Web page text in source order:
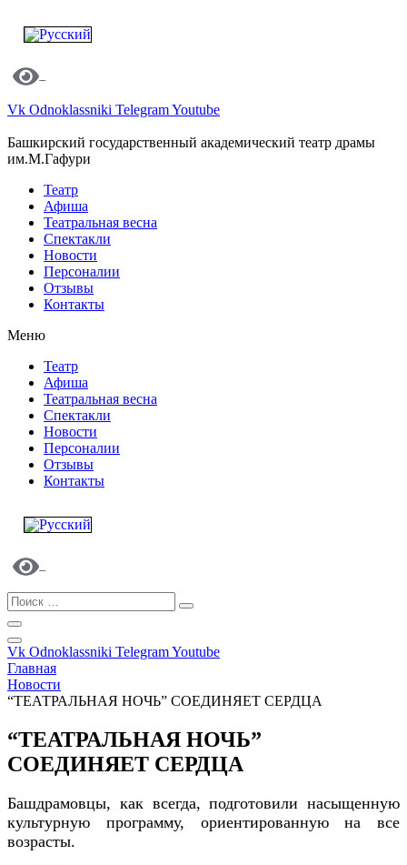
Vk Odnoklassniki TelegramYoutube
Башкирский государственный академический театр драмы
им.М.Гафури
Театр
Афиша
Театральная весна
Спектакли
Новости
Персоналии
Отзывы
Контакты
Меню
Театр
Афиша
Театральная весна
Спектакли
Новости
Персоналии
Отзывы
Контакты
Vk Odnoklassniki TelegramYoutube
Главная
Новости
“ТЕАТРАЛЬНАЯ НОЧЬ” СОЕДИНЯЕТ СЕРДЦА
“ТЕАТРАЛЬНАЯ НОЧЬ”
СОЕДИНЯЕТ СЕРДЦА
Башдрамовцы, как всегда, подготовили насыщенную
культурную программу, ориентированную на все
возрасты.